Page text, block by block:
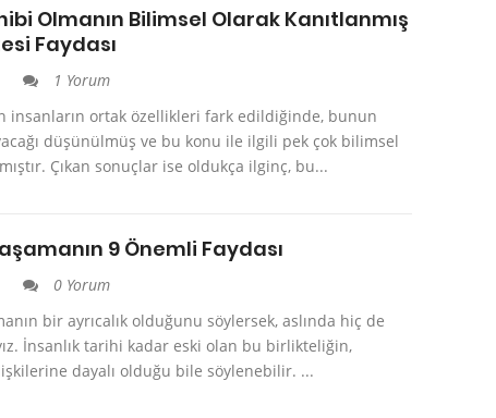
Olmanın Bilimsel Olarak Kanıtlanmış
Faydası
1 Yorum
insanların ortak özellikleri fark edildiğinde, bunun
düşünülmüş ve bu konu ile ilgili pek çok bilimsel
Çıkan sonuçlar ise oldukça ilginç, bu...
9 Önemli Faydası
0 Yorum
bir ayrıcalık olduğunu söylersek, aslında hiç de
İnsanlık tarihi kadar eski olan bu birlikteliğin,
ilişkilerine dayalı olduğu bile söylenebilir. ...